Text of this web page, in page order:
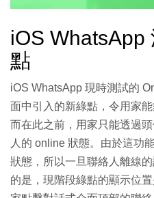
iOS WhatsApp
點
iOS WhatsApp 現時測試的
面中引入的新綠點，令用家
而在此之前，用家只能透過
人的 online 狀態。由於這功
狀態，所以一旦聯絡人離線
的是，現階段綠點的顯示位